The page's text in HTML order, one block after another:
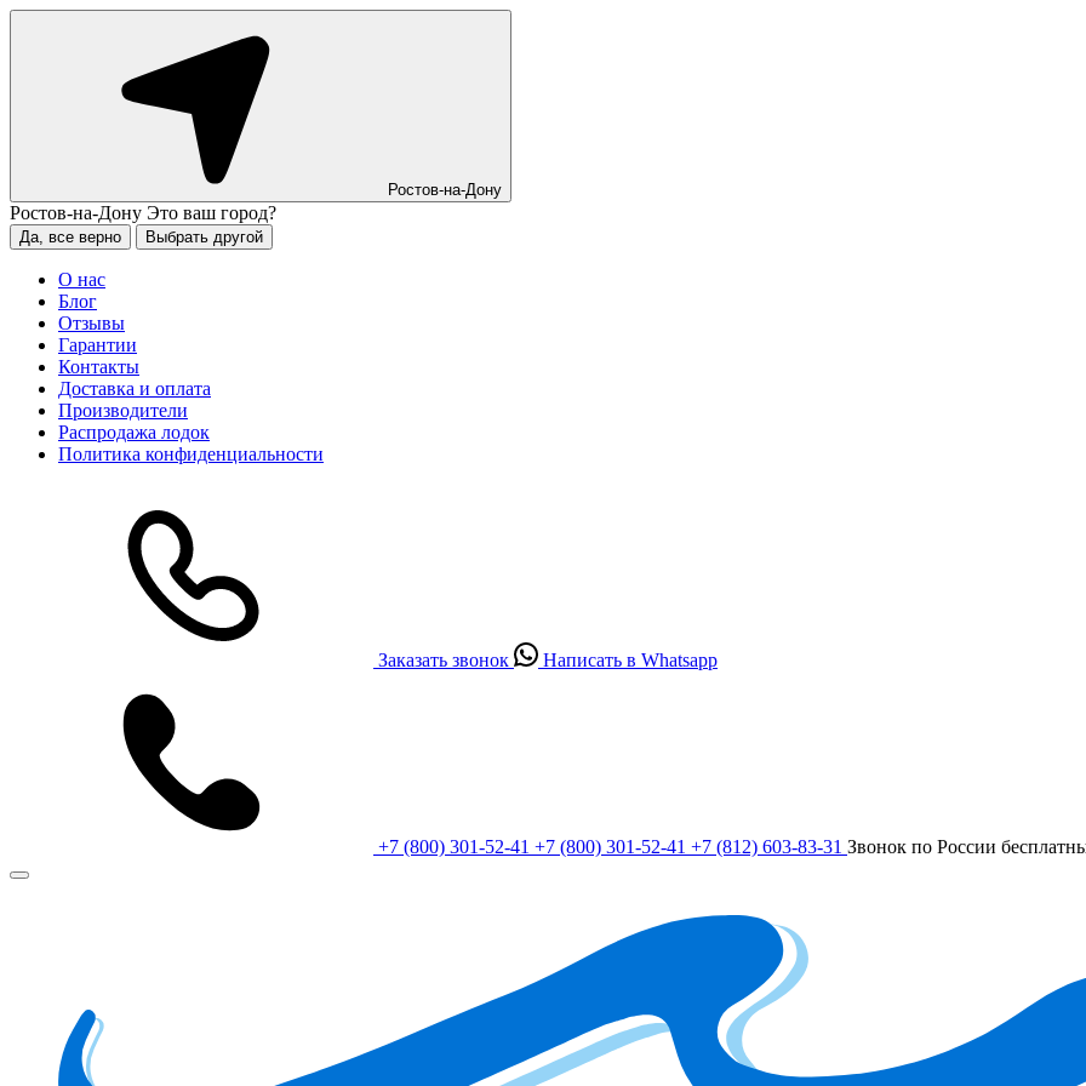
Ростов-на-Дону
Ростов-на-Дону Это ваш город?
Да, все верно Выбрать другой
О нас
Блог
Отзывы
Гарантии
Контакты
Доставка и оплата
Производители
Распродажа лодок
Политика конфиденциальности
Заказать звонок Написать в Whatsapp
+7 (800) 301-52-41 +7 (800) 301-52-41 +7 (812) 603-83-31 Звонок по России